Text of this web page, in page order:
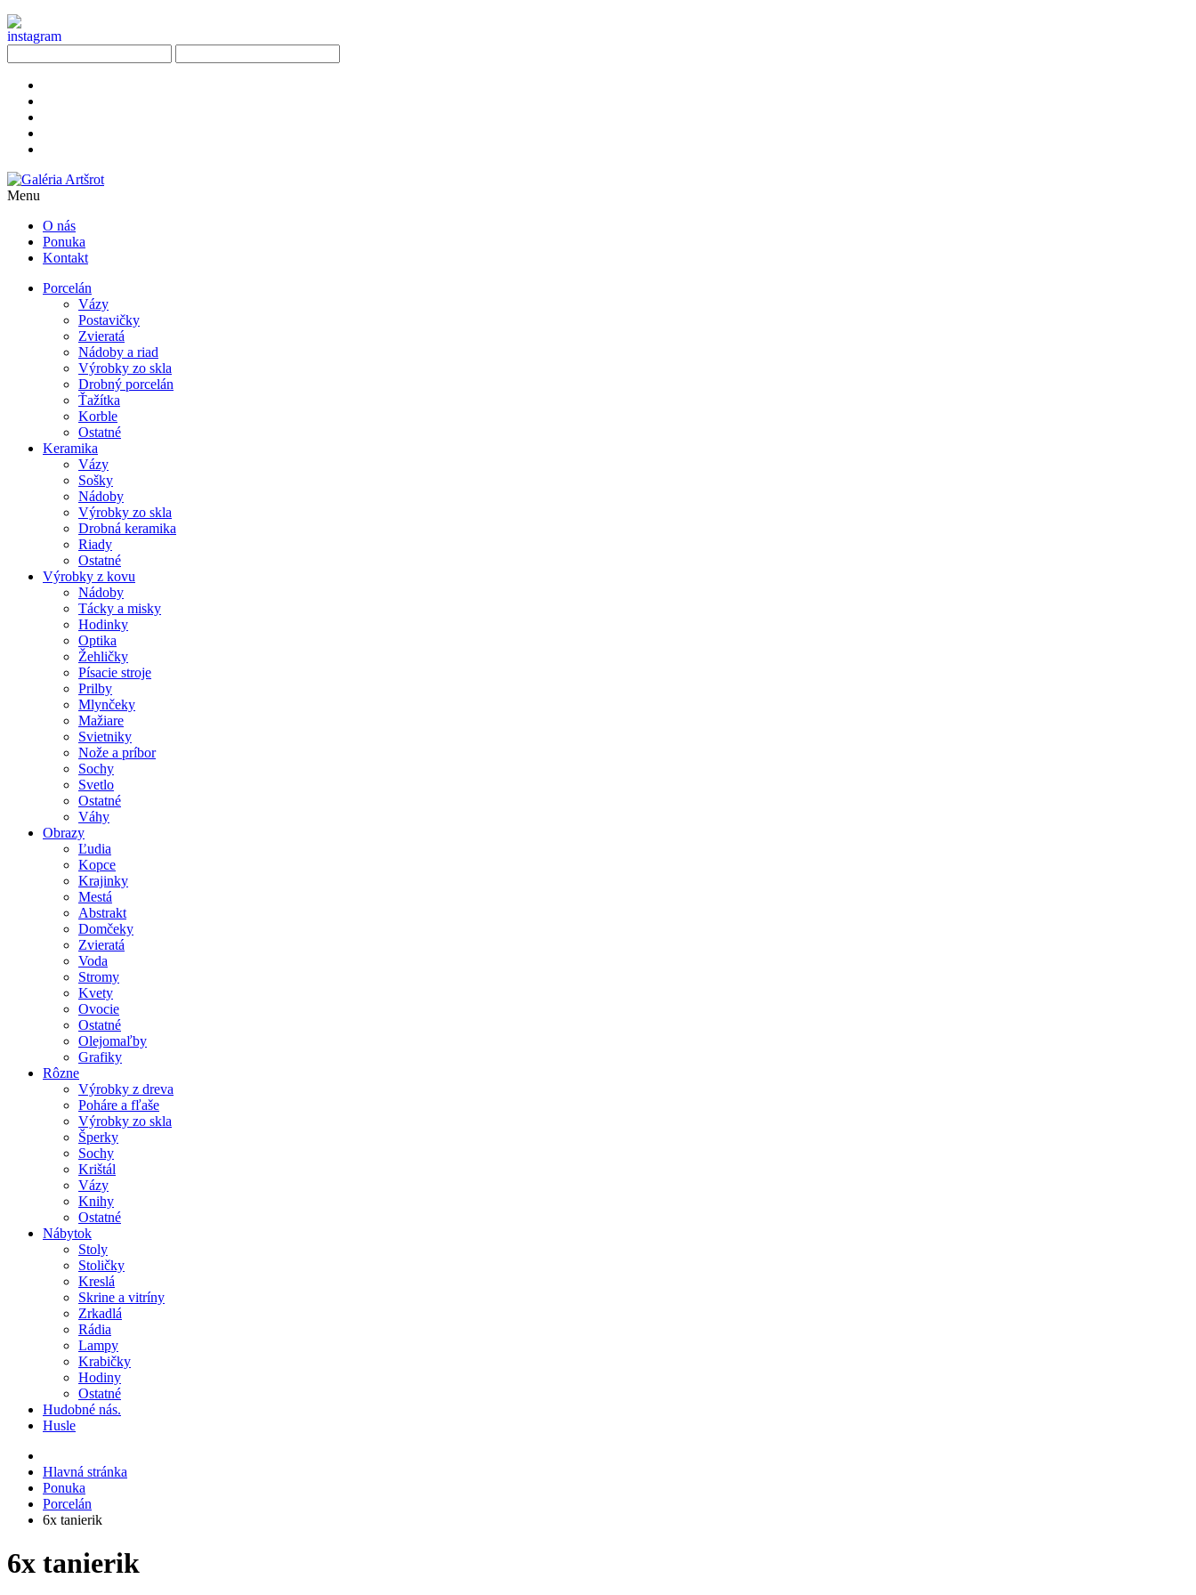
Menu
O nás
Ponuka
Kontakt
Porcelán
Vázy
Postavičky
Zvieratá
Nádoby a riad
Výrobky zo skla
Drobný porcelán
Ťažítka
Korble
Ostatné
Keramika
Vázy
Sošky
Nádoby
Výrobky zo skla
Drobná keramika
Riady
Ostatné
Výrobky z kovu
Nádoby
Tácky a misky
Hodinky
Optika
Žehličky
Písacie stroje
Prilby
Mlynčeky
Mažiare
Svietniky
Nože a príbor
Sochy
Svetlo
Ostatné
Váhy
Obrazy
Ľudia
Kopce
Krajinky
Mestá
Abstrakt
Domčeky
Zvieratá
Voda
Stromy
Kvety
Ovocie
Ostatné
Olejomaľby
Grafiky
Rôzne
Výrobky z dreva
Poháre a fľaše
Výrobky zo skla
Šperky
Sochy
Krištál
Vázy
Knihy
Ostatné
Nábytok
Stoly
Stoličky
Kreslá
Skrine a vitríny
Zrkadlá
Rádia
Lampy
Krabičky
Hodiny
Ostatné
Hudobné nás.
Husle
Hlavná stránka
Ponuka
Porcelán
6x tanierik
6x tanierik